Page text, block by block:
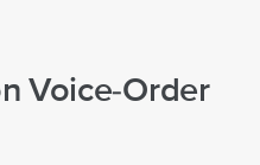
Voice-Order